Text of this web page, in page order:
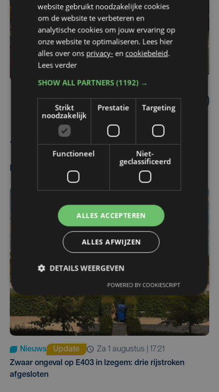
Bart Coopman
Nieuws Update
za 1 augustus | 17:21
Zwaar ongeval op E403 in Izegem: drie rijstroken
afgesloten
website gebruikt noodzakelijke cookies
om de website te verbeteren en
analytische cookies om jouw ervaring op
onze website te optimaliseren. Lees hier
alles over ons privacy- en cookiebeleid.
Lees verder
SHOW ALL PARTNERS(1192) →
Strikt
noodzakelijk
Prestatie Targeting
Functioneel
Niet-
geclassificeerd
ALLES ACCEPTEREN
ALLES AFWIJZEN
DETAILS WEERGEVEN
POWERED BY COOKIESCRIPT